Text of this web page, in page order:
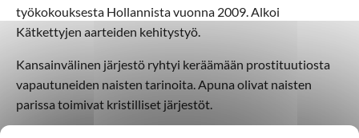
työkokouksesta Hollannista vuonna 2009. Alkoi
Kätkettyjen aarteiden kehitystyö.
Kansainvälinen järjestö ryhtyi keräämään prostituutiosta
vapautuneiden naisten tarinoita. Apuna olivat naisten
parissa toimivat kristilliset järjestöt.